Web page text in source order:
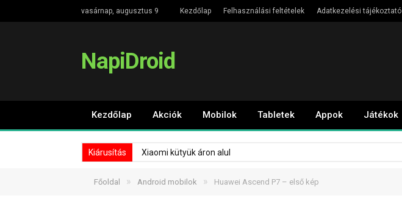
vasárnap, augusztus 9 Kezdőlap Felhasználási feltételek Adatkezelési tájékoztató
NapiDroid
Kezdőlap Akciók Mobilok Tabletek Appok Játékok
Kiárusítás Xiaomi kütyük áron alul
Főoldal » Android mobilok » Huawei Ascend P7 – első kép